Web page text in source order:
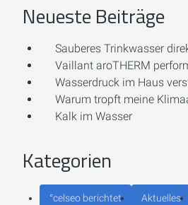
Neueste Beiträge
Sauberes Trinkwasser
Vaillant aroTHERM
Wasserdruck im Haus
Warum tropft meine
Kalk im Wasser
Kategorien
°celseo berichtet Aktuelles